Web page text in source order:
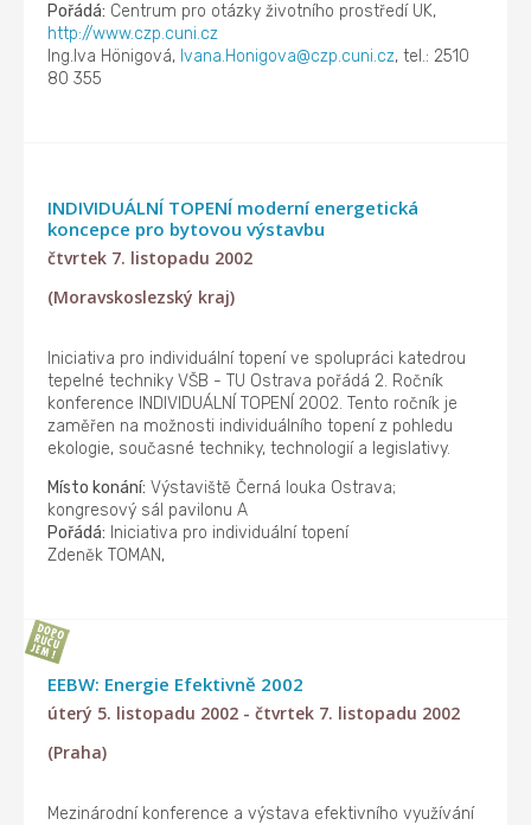
Pořádá: Centrum pro otázky životního prostředí UK,
http://www.czp.cuni.cz
Ing.Iva Hönigová, Ivana.Honigova@czp.cuni.cz, tel.: 2510
80 355
INDIVIDUÁLNÍ TOPENÍ moderní energetická
koncepce pro bytovou výstavbu
čtvrtek 7. listopadu 2002
(Moravskoslezský kraj)
Iniciativa pro individuální topení ve spolupráci katedrou
tepelné techniky VŠB - TU Ostrava pořádá 2. Ročník
konference INDIVIDUÁLNÍ TOPENÍ 2002. Tento ročník je
zaměřen na možnosti individuálního topení z pohledu
ekologie, současné techniky, technologií a legislativy.
Místo konání: Výstaviště Černá louka Ostrava;
kongresový sál pavilonu A
Pořádá: Iniciativa pro individuální topení
Zdeněk TOMAN,
EEBW: Energie Efektivně 2002
úterý 5. listopadu 2002 - čtvrtek 7. listopadu 2002
(Praha)
Mezinárodní konference a výstava efektivního využívání